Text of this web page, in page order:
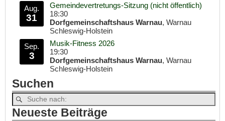
Aug.
31
Gemeindevertretungs-Sitzung (nicht öffentlich)
18:30
Dorfgemeinschaftshaus Warnau, Warnau
Schleswig-Holstein
Sep.
3
Musik-Fitness 2026
19:30
Dorfgemeinschaftshaus Warnau, Warnau
Schleswig-Holstein
Suchen
Neueste Beiträge